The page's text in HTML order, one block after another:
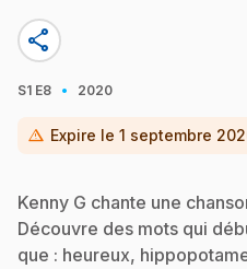
share
S1 E8 · 2020
warning Expire le 1 septembre
Kenny G chante une
Découvre des mots qui
que : heureux,